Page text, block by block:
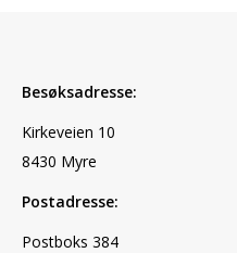
Besøksadresse:
Kirkeveien 10
8430 Myre
Postadresse:
Postboks 384